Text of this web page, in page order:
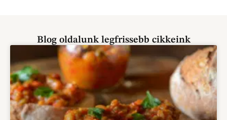
Blog oldalunk legfrissebb cikkeink